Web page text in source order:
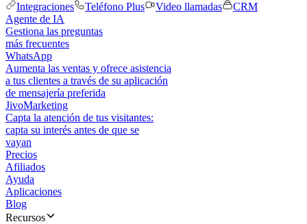
Integraciones
Teléfono Plus Video llamadas
CRM
Agente de IA
Gestiona las preguntas
más frecuentes
WhatsApp
Aumenta las ventas y ofrece asistencia
a tus clientes a través de su aplicación
de mensajería preferida
JivoMarketing
Capta la atención de tus visitantes:
capta su interés antes de que se
vayan
Precios
Afiliados
Ayuda
Aplicaciones
Blog
Recursos